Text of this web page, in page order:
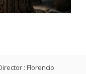
: Florencio